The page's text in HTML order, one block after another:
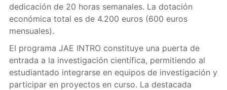
dedicación de 20 horas semanales. La dotación
económica total es de 4.200 euros (600 euros
mensuales).
El programa JAE INTRO constituye una puerta de
entrada a la investigación científica, permitiendo al
estudiantado integrarse en equipos de investigación y
participar en proyectos en curso. La destacada